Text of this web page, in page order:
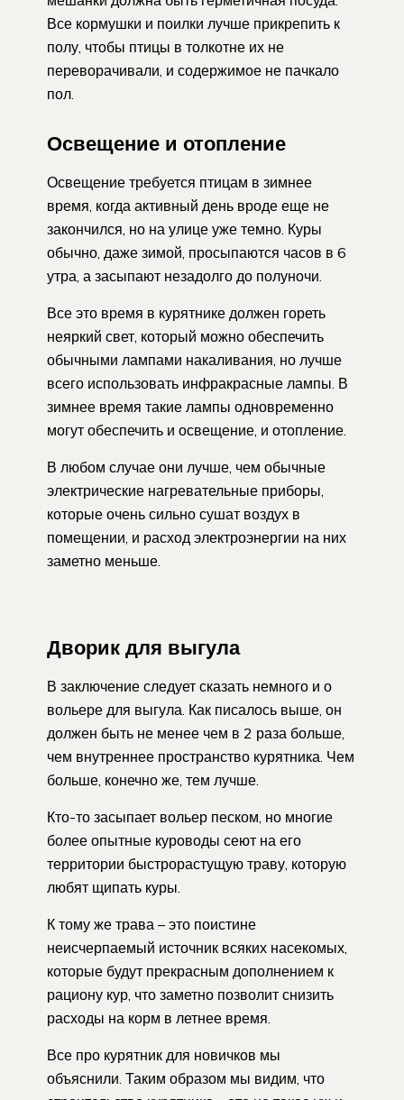
Все кормушки и поилки лучше прикрепить к
полу, чтобы птицы в толкотне их не
переворачивали, и содержимое не пачкало
пол.
Освещение и отопление
Освещение требуется птицам в зимнее
время, когда активный день вроде еще не
закончился, но на улице уже темно. Куры
обычно, даже зимой, просыпаются часов в 6
утра, а засыпают незадолго до полуночи.
Все это время в курятнике должен гореть
неяркий свет, который можно обеспечить
обычными лампами накаливания, но лучше
всего использовать инфракрасные лампы. В
зимнее время такие лампы одновременно
могут обеспечить и освещение, и отопление.
В любом случае они лучше, чем обычные
электрические нагревательные приборы,
которые очень сильно сушат воздух в
помещении, и расход электроэнергии на них
заметно меньше.
Дворик для выгула
В заключение следует сказать немного и о
вольере для выгула. Как писалось выше, он
должен быть не менее чем в 2 раза больше,
чем внутреннее пространство курятника. Чем
больше, конечно же, тем лучше.
Кто-то засыпает вольер песком, но многие
более опытные куроводы сеют на его
территории быстрорастущую траву, которую
любят щипать куры.
К тому же трава – это поистине
неисчерпаемый источник всяких насекомых,
которые будут прекрасным дополнением к
рациону кур, что заметно позволит снизить
расходы на корм в летнее время.
Все про курятник для новичков мы
объяснили. Таким образом мы видим, что